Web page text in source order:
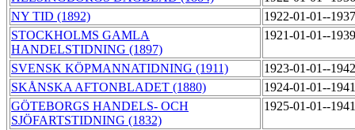
NY TID (1892)
1922-01-01--
STOCKHOLMS GAMLA
HANDELSTIDNING (1897)
1921-01-01--
SVENSK KÖPMANNATIDNING (1911)
1923-01-01--
SKÅNSKA AFTONBLADET (1880)
1924-01-01--
GÖTEBORGS HANDELS- OCH
SJÖFARTSTIDNING (1832)
1925-01-01--